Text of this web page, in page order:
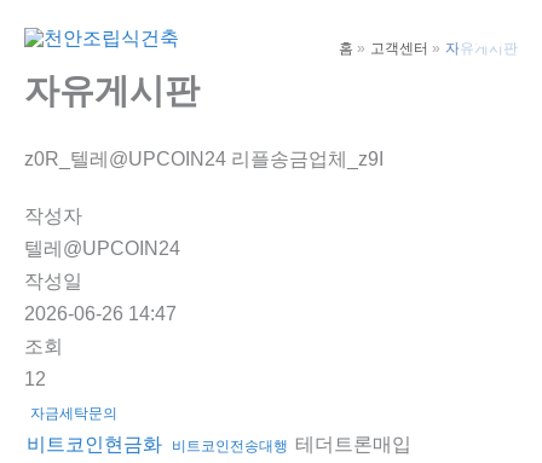
Main
홈 고객센터 자유게시판
자유게시판
z0R_텔레@UPCOIN24 리플송금업체_z9I
작성자
텔레@UPCOIN24
작성일
2026-06-26 14:47
조회
12
자금세탁문의
비트코인현금화 비트코인전송대행 테더트론매입